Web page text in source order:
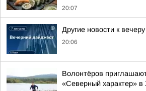
20:07
Другие новости к вечеру
20:06
Волонтёров
«Северный характер» в